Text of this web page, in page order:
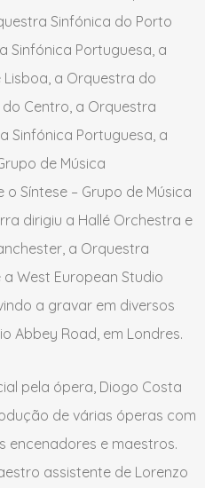
Sinfónica do Porto
Sinfónica Portuguesa, a
a Orquestra do
Centro, a Orquestra
Sinfónica Portuguesa, a
de Música
Síntese – Grupo de Música
dirigiu a Hallé Orchestra e
a Orquestra
a West European Studio
a gravar em diversos
Abbey Road, em Londres.
pela ópera, Diogo Costa
de várias óperas com
encenadores e maestros.
assistente de Lorenzo